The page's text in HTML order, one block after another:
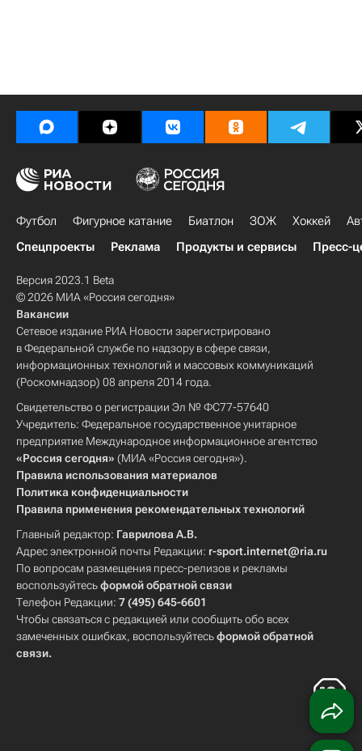
Футбол Фигурное катание Биатлон ЗОЖ Хоккей
Спецпроекты
Реклама Продукты и сервисы Пресс-
Версия 2023.1 Beta
© 2026 МИА «Россия сегодня»
Вакансии
Сетевое издание РИА Новости зарегистрировано
в Федеральной службе по надзору в сфере связи,
информационных технологий и массовых коммуникаций
(Роскомнадзор) 08 апреля 2014 года.
Свидетельство о регистрации Эл № ФС77-57640
Учредитель: Федеральное государственное унитарное
предприятие Международное информационное агентство
«Россия сегодня» (МИА «Россия сегодня»).
Правила использования материалов
Политика конфиденциальности
Правила применения рекомендательных технологий
Главный редактор: Гаврилова А.В.
Адрес электронной почты Редакции: r-sport.internet@ria.ru
По вопросам размещения пресс-релизов и рекламы
воспользуйтесьформой обратной связи
Телефон Редакции: 7 (495) 645-6601
Чтобы связаться с редакцией или сообщить обо всех
замеченных ошибках, воспользуйтесьформой обратной
связи.